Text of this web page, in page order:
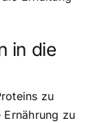
in die
zu
zu